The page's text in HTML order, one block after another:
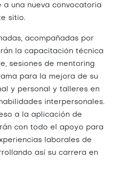
una nueva convocatoria
sitio.
acompañadas por
la capacitación técnica
sesiones de mentoring
para la mejora de su
y personal y talleres en
interpersonales.
a la aplicación de
con todo el apoyo para
laborales de
así su carrera en